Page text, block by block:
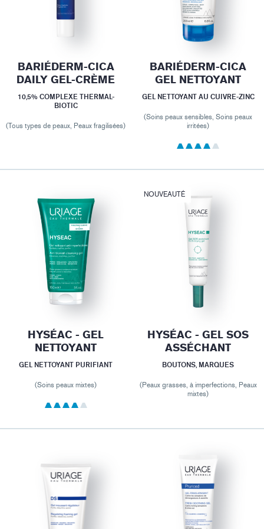
BARIÉDERM-CICA
DAILY GEL-CRÈME
10,5% COMPLEXE THERMAL-
BIOTIC
(Tous types de peaux, Peaux fragilisées)
BARIÉDERM-CICA
GEL NETTOYANT
GEL NETTOYANT AU CUIVRE-ZINC
(Soins peaux sensibles, Soins peaux
irritées)
HYSÉAC - GEL
NETTOYANT
GEL NETTOYANT PURIFIANT
(Soins peaux mixtes)
NOUVEAUTÉ
HYSÉAC - GEL SOS
ASSÉCHANT
BOUTONS, MARQUES
(Peaux grasses, à imperfections, Peaux
mixtes)